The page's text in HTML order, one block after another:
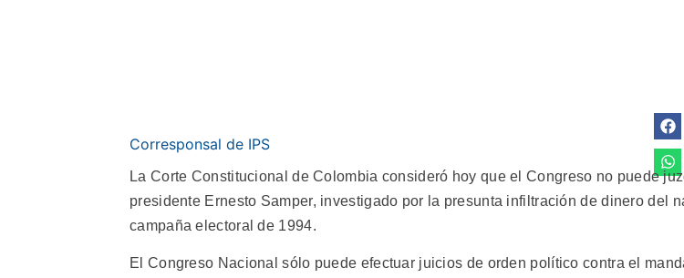
Corresponsal de IPS
La Corte Constitucional de Colombia consideró hoy que el Congreso no puede
presidente Ernesto Samper, investigado por la presunta infiltración de dinero del
campaña electoral de 1994.
El Congreso Nacional sólo puede efectuar juicios de orden político contra el